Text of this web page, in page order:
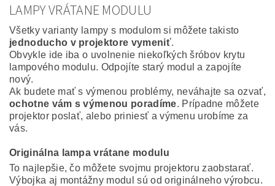
LAMPY VRÁTANE MODULU
Všetky varianty lampy s modulom si môžete takisto
jednoducho v projektore vymeniť.
Obvykle ide iba o uvolnenie niekoľkých šróbov krytu
lampového modulu. Odpojíte starý modul a zapojíte
nový.
Ak budete mať s výmenou problémy, neváhajte sa ozvať,
ochotne vám s výmenou poradíme. Prípadne môžete
projektor poslať, alebo priniesť a výmenu urobíme za
vás.
Originálna lampa vrátane modulu
To najlepšie, čo môžete svojmu projektoru zaobstarať.
Výbojka aj montážny modul sú od originálneho výrobcu.